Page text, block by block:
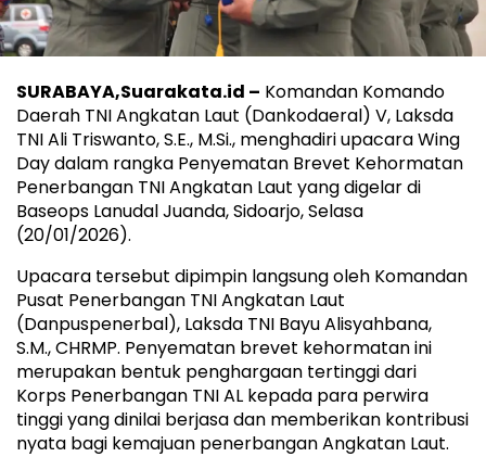
SURABAYA,Suarakata.id – Komandan Komando
Daerah TNI Angkatan Laut (Dankodaeral) V, Laksda
TNI Ali Triswanto, S.E., M.Si., menghadiri upacara Wing
Day dalam rangka Penyematan Brevet Kehormatan
Penerbangan TNI Angkatan Laut yang digelar di
Baseops Lanudal Juanda, Sidoarjo, Selasa
(20/01/2026).
Upacara tersebut dipimpin langsung oleh Komandan
Pusat Penerbangan TNI Angkatan Laut
(Danpuspenerbal), Laksda TNI Bayu Alisyahbana,
S.M., CHRMP. Penyematan brevet kehormatan ini
merupakan bentuk penghargaan tertinggi dari
Korps Penerbangan TNI AL kepada para perwira
tinggi yang dinilai berjasa dan memberikan kontribusi
nyata bagi kemajuan penerbangan Angkatan Laut.